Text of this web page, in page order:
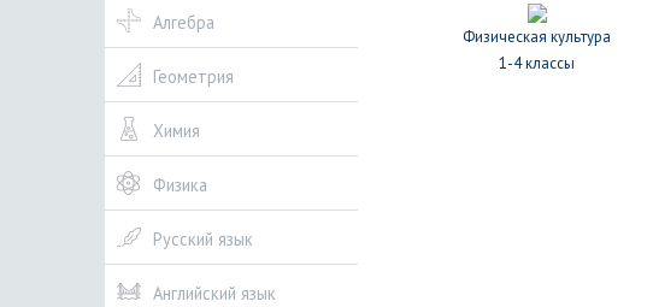
Алгебра
Геометрия
Химия
Физика
Русский язык
Английский язык
Физическая культура
1-4 классы